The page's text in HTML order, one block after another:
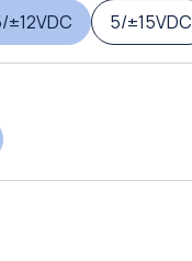
±12VDC 5/±15VDC